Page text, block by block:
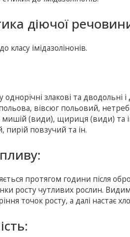
діючої
класу імідазолінонів.
злакові та дводольні
вівсюг польовий,
(види), щириця (види) та
повзучий та ін.
протягом години після
росту чутливих рослин.
точок росту, а далі настає